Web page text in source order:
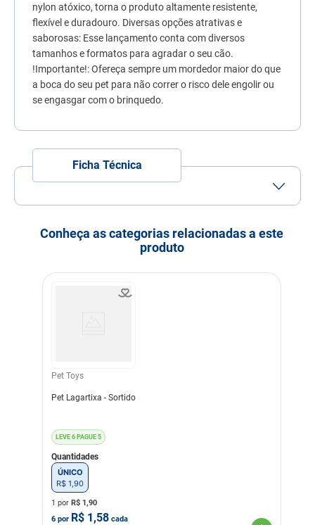
nylon atóxico, torna o produto altamente resistente,
flexível e duradouro. Diversas opções atrativas e
saborosas: Esse lançamento conta com diversos
tamanhos e formatos para agradar o seu cão.
!Importante!: Ofereça sempre um mordedor maior do que
a boca do seu pet para não correr o risco dele engolir ou
se engasgar com o brinquedo.
Ficha Técnica
Cachorros
Modo de uso
Retirar da embalagem e
Dimensões
Material
Mordedura
Fragrância
Conheça as categorias relacionadas a este
produto
Pet Toys
Pet Lagartixa - Sortido
LEVE 6 PAGUE 5
Quantidades
ÚNICO
R$ 1 90
1 por R$ 1,90
6 por R$ 1,58 cada